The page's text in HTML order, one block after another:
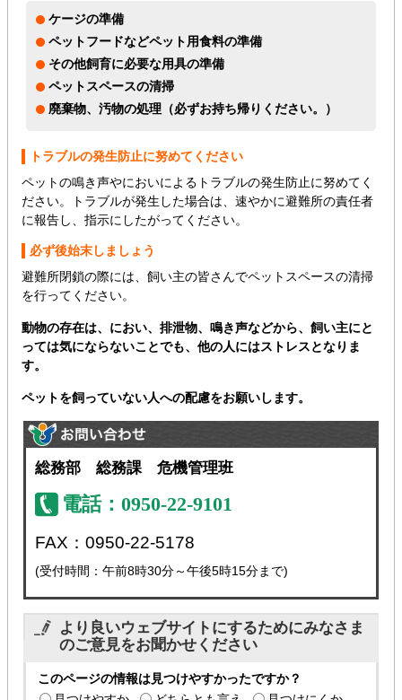
ケージの準備
ペットフードなどペット用食料の準備
その他飼育に必要な用具の準備
ペットスペースの清掃
廃棄物、汚物の処理（必ずお持ち帰りください。）
トラブルの発生防止に努めてください
ペットの鳴き声やにおいによるトラブルの発生防止に努めてく
ださい。トラブルが発生した場合は、速やかに避難所の責任者
に報告し、指示にしたがってください。
必ず後始末しましょう
避難所閉鎖の際には、飼い主の皆さんでペットスペースの清掃
を行ってください。
動物の存在は、におい、排泄物、鳴き声などから、飼い主にと
っては気にならないことでも、他の人にはストレスとなりま
す。
ペットを飼っていない人への配慮をお願いします。
総務部 総務課 危機管理班
電話：0950-22-9101
FAX：0950-22-5178
(受付時間：午前8時30分～午後5時15分まで)
より良いウェブサイトにするためにみなさま
のご意見をお聞かせください
このページの情報は見つけやすかったですか？